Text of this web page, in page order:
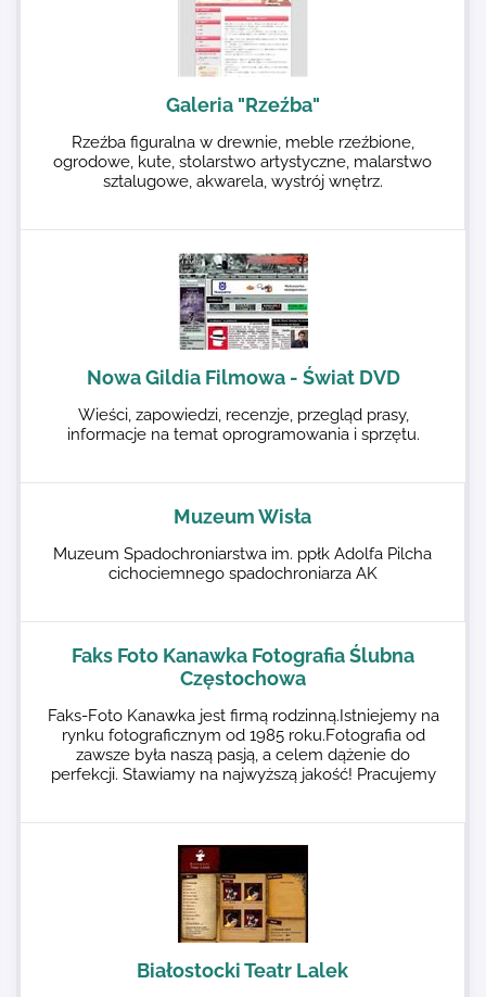
Galeria "Rzeźba"
Rzeźba figuralna w drewnie, meble rzeźbione,
ogrodowe, kute, stolarstwo artystyczne, malarstwo
sztalugowe, akwarela, wystrój wnętrz.
Nowa Gildia Filmowa - Świat DVD
Wieści, zapowiedzi, recenzje, przegląd prasy,
informacje na temat oprogramowania i sprzętu.
Muzeum Wisła
Muzeum Spadochroniarstwa im. ppłk Adolfa Pilcha
cichociemnego spadochroniarza AK
Faks Foto Kanawka Fotografia Ślubna
Częstochowa
Faks-Foto Kanawka jest firmą rodzinną.Istniejemy na
rynku fotograficznym od 1985 roku.Fotografia od
zawsze była naszą pasją, a celem dążenie do
perfekcji. Stawiamy na najwyższą jakość! Pracujemy
Białostocki Teatr Lalek